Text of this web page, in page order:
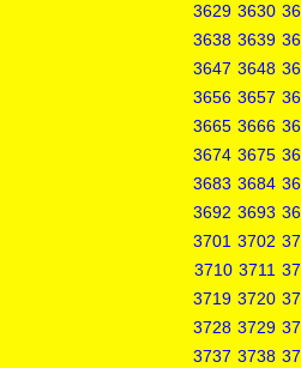
3629 3630
3638 3639
3647 3648
3656 3657
3665 3666
3674 3675
3683 3684
3692 3693
3701 3702
3710 3711
3719 3720
3728 3729
3737 3738